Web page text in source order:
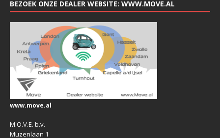
BEZOEK ONZE DEALER WEBSITE: WWW.MOVE.AL
www.move.al
M.O.V.E. b.v.
Muzenlaan 1